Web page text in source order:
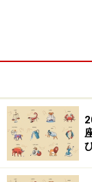
【編集部おすす
楽天